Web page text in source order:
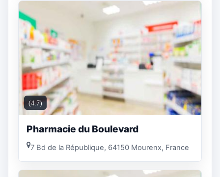
(4.7)
Pharmacie du Boulevard
7 Bd de la République, 64150 Mourenx, France